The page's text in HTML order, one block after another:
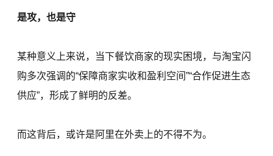
是攻，也是守
某种意义上来说，当下餐饮商家的现实困境，与淘宝闪
购多次强调的“保障商家实收和盈利空间”“合作促进生态
供应”，形成了鲜明的反差。
而这背后，或许是阿里在外卖上的不得不为。